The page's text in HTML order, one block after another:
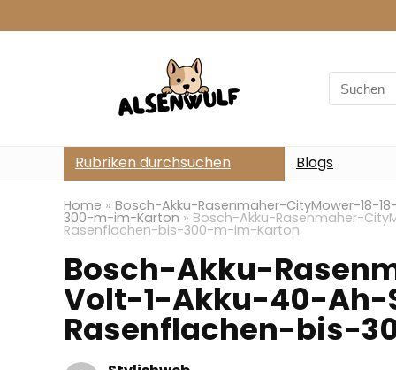
Search
for:
Rubriken durchsuchen Blogs
Home » Bosch-Akku-Rasenmaher-CityMower-18-
300-m-im-Karton » Bosch-Akku-Rasenmaher-
Rasenflachen-bis-300-m-im-Karton
Bosch-Akku-
Volt-1-Akku-40-
Rasenflachen-bis-